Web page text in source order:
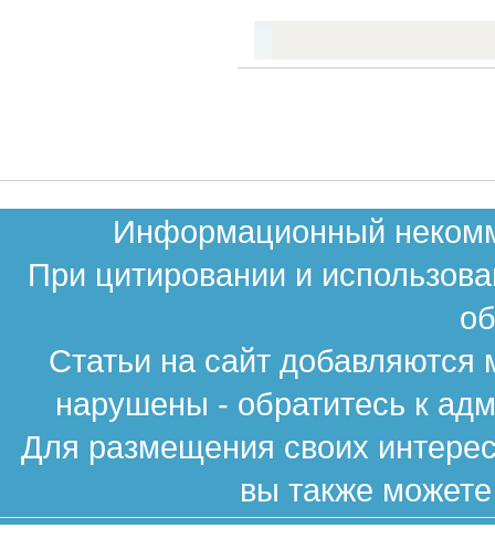
Информационный
При цитировании и
Статьи на сайт
нарушены - обратитесь к
Для размещения своих
вы также